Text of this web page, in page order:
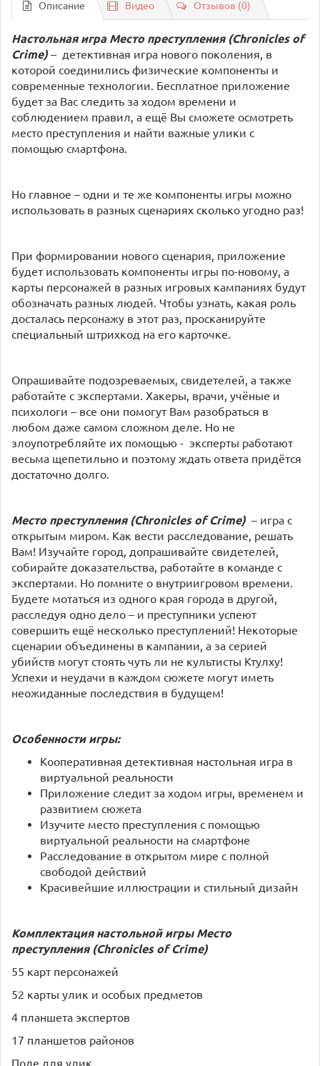
Описание Видео Отзывов (0)
Настольная игра Место преступления (Chronicles of
Crime)– детективная игра нового поколения, в
которой соединились физические компоненты и
современные технологии. Бесплатное приложение
будет за Вас следить за ходом времени и
соблюдением правил, а ещё Вы сможете осмотреть
место преступления и найти важные улики с
помощью смартфона.
Но главное – одни и те же компоненты игры можно
использовать в разных сценариях сколько угодно раз!
При формировании нового сценария, приложение
будет использовать компоненты игры по-новому, а
карты персонажей в разных игровых кампаниях будут
обозначать разных людей. Чтобы узнать, какая роль
досталась персонажу в этот раз, просканируйте
специальный штрихкод на его карточке.
Опрашивайте подозреваемых, свидетелей, а также
работайте с экспертами. Хакеры, врачи, учёные и
психологи – все они помогут Вам разобраться в
любом даже самом сложном деле. Но не
злоупотребляйте их помощью - эксперты работают
весьма щепетильно и поэтому ждать ответа придётся
достаточно долго.
Место преступления (Chronicles of Crime) – игра с
открытым миром. Как вести расследование, решать
Вам! Изучайте город, допрашивайте свидетелей,
собирайте доказательства, работайте в команде с
экспертами. Но помните о внутриигровом времени.
Будете мотаться из одного края города в другой,
расследуя одно дело – и преступники успеют
совершить ещё несколько преступлений! Некоторые
сценарии объединены в кампании, а за серией
убийств могут стоять чуть ли не культисты Ктулху!
Успехи и неудачи в каждом сюжете могут иметь
неожиданные последствия в будущем!
Особенности игры:
Кооперативная детективная настольная игра в
виртуальной реальности
Приложение следит за ходом игры, временем и
развитием сюжета
Изучите место преступления с помощью
виртуальной реальности на смартфоне
Расследование в открытом мире с полной
свободой действий
Красивейшие иллюстрации и стильный дизайн
Комплектация настольной игры Место
преступления (Chronicles of Crime)
55 карт персонажей
52 карты улик и особых предметов
4 планшета экспертов
17 планшетов районов
Поле для улик